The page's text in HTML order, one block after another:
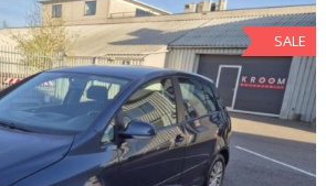
SALE